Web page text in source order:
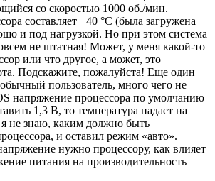
со скоростью 1000 об./мин.
составляет +40 °C (была загружена
и под нагрузкой. Но при этом система
не штатная! Может, у меня какой-то
или что другое, а может, это
Подскажите, пожалуйста! Еще один
пользователь, много чего не
напряжение процессора по умолчанию
1,3 В, то температура падает на
я не знаю, каким должно быть
и оставил режим «авто».
нужно процессору, как влияет
питания на производительность